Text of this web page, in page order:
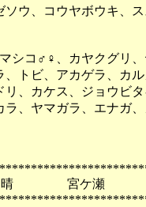
ウ、コウヤボウキ、
シコ♂♀、カヤクグリ
ビ、アカゲラ、カル
、カケス、ジョウビタ
、ヤマガラ、エナガ、
のち晴 宮ケ瀬